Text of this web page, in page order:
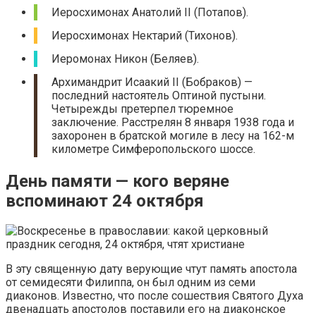
Иеросхимонах Анатолий II (Потапов).
Иеросхимонах Нектарий (Тихонов).
Иеромонах Никон (Беляев).
Архимандрит Исаакий II (Бобраков) —
последний настоятель Оптиной пустыни.
Четырежды претерпел тюремное
заключение. Расстрелян 8 января 1938 года и
захоронен в братской могиле в лесу на 162-м
километре Симферопольского шоссе.
День памяти — кого веряне
вспоминают 24 октября
В эту священную дату верующие чтут память апостола
от семидесяти Филиппа, он был одним из семи
диаконов. Известно, что после сошествия Святого Духа
двенадцать апостолов поставили его на диаконское